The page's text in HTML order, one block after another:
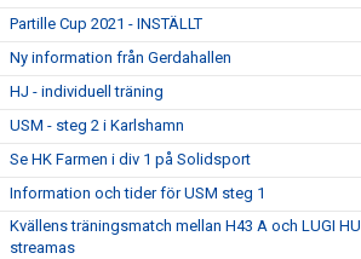
Partille Cup 2021 - INSTÄLLT
Ny information från Gerdahallen
HJ - individuell träning
USM - steg 2 i Karlshamn
Se HK Farmen i div 1 på Solidsport
Information och tider för USM steg 1
Kvällens träningsmatch mellan H43 A och LUGI HU
streamas